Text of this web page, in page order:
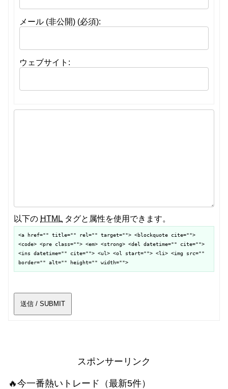
メール (非公開) (必須):
ウェブサイト:
以下の HTML タグと属性を使用できます。
<a href="" title="" rel="" target=""> <blockquote cite="">
<code> <pre class=""> <em> <strong> <del datetime="" cite="">
<ins datetime="" cite=""> <ul> <ol start=""> <li> <img src=""
border="" alt="" height="" width="">
送信 / SUBMIT
スポンサーリンク
🔥今一番熱いトレード（最新5件）